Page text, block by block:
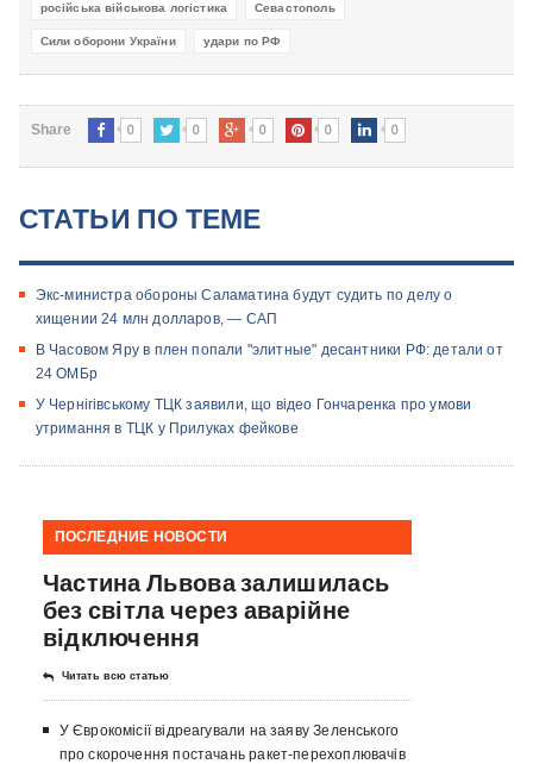
російська військова логістика Севастополь
Сили оборони України удари по РФ
Share 0 0 0 0 0
СТАТЬИ ПО ТЕМЕ
Экс-министра обороны Саламатина будут судить по делу о
хищении 24 млн долларов, — САП
В Часовом Яру в плен попали "элитные" десантники РФ: детали от
24 ОМБр
У Чернігівському ТЦК заявили, що відео Гончаренка про умови
утримання в ТЦК у Прилуках фейкове
ПОСЛЕДНИЕ НОВОСТИ
Частина Львова залишилась
без світла через аварійне
відключення
Читать всю статью
У Єврокомісії відреагували на заяву Зеленського
про скорочення постачань ракет-перехоплювачів